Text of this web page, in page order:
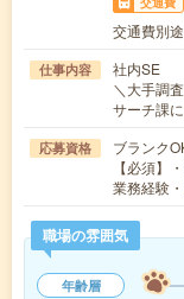
交通費別
仕事内容
社内SE
＼大手調
サーチ課
応募資格
ブランク
【必須】
業務経験
職場の雰囲気
年齢層